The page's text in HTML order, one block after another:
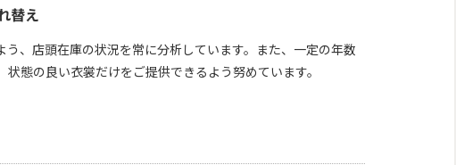
替え
、店頭在庫の状況を常に分析しています。また、一定の年数
態の良い衣裳だけをご提供できるよう努めています。